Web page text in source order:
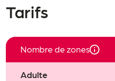
Tarifs
Nombre de zones
Adulte